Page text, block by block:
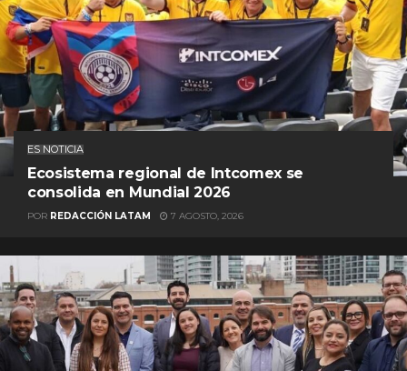
ES NOTICIA
Ecosistema regional de Intcomex se
consolida en Mundial 2026
POR REDACCIÓN LATAM 7 AGOSTO, 2026